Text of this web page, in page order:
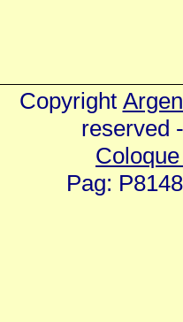
Copyright
reserved
Pag: